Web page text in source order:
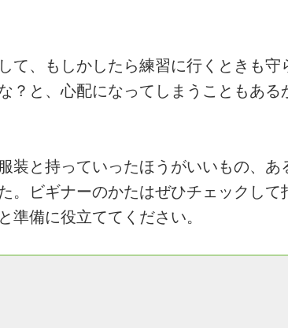
て、もしかしたら練習に行くときも守
？と、心配になってしまうこともある
装と持っていったほうがいいもの、あ
。ビギナーのかたはぜひチェックして
準備に役立ててください。